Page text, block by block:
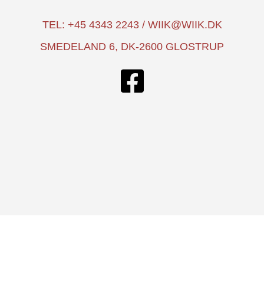
TEL: +45 4343 2243 / WIIK@WIIK.DK
SMEDELAND 6, DK-2600 GLOSTRUP